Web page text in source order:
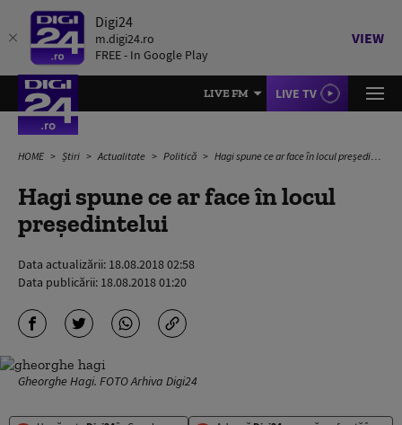
Digi24
m.digi24.ro
FREE - In Google Play
VIEW
LIVE FM LIVE TV
HOME Știri Actualitate Politică Hagi spune ce ar face în locul președintelui
Hagi spune ce ar face în locul
președintelui
Data actualizării: 18.08.2018 02:58
Data publicării: 18.08.2018 01:20
Gheorghe Hagi. FOTO Arhiva Digi24